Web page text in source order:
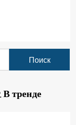
В тренде